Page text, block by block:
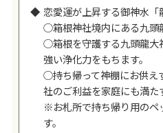
恋愛運が上昇する御神水「
○箱根神社境内にある九頭
○箱根を守護する九頭龍大
強い浄化力をもちます。
○持ち帰って神棚にお供え
社のご利益を家庭にも満た
※お札所で持ち帰り用のペ
す。